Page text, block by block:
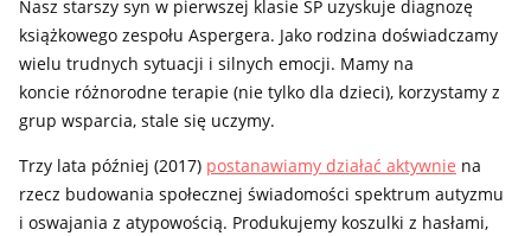
Nasz starszy syn w pierwszej klasie SP uzyskuje diagnozę
książkowego zespołu Aspergera. Jako rodzina doświadczamy
wielu trudnych sytuacji i silnych emocji. Mamy na
koncie różnorodne terapie (nie tylko dla dzieci), korzystamy z
grup wsparcia, stale się uczymy.
Trzy lata później (2017) postanawiamy działać aktywnie na
rzecz budowania społecznej świadomości spektrum autyzmu
i oswajania z atypowością. Produkujemy koszulki z hasłami,